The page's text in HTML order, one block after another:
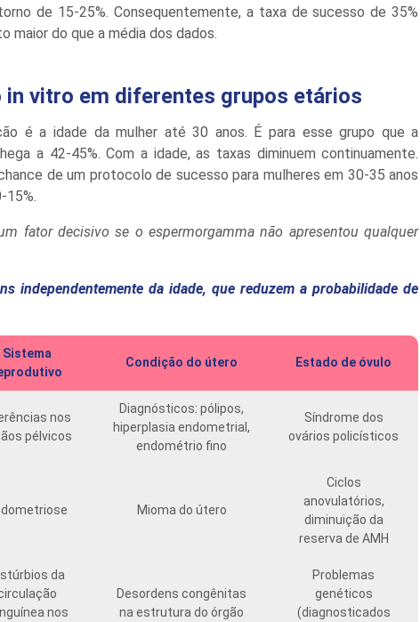
de 15-25%. Consequentemente, a taxa de sucesso de 35%
maior do que a média dos dados.
vitro em diferentes grupos etários
é a idade da mulher até 30 anos. É para esse grupo que a
a 42-45%. Com a idade, as taxas diminuem continuamente.
de um protocolo de sucesso para mulheres em 30-35 anos
15%.
fator decisivo se o espermorgamma não apresentou qualquer
independentemente da idade, que reduzem a probabilidade de
Sistema
Condição do útero Estado de óvulo
nos
pélvicos
Diagnósticos: pólipos,
hiperplasia endometrial,
endométrio fino
Síndrome dos
ovários policísticos
Mioma do útero
Ciclos
anovulatórios,
diminuição da
reserva de AMH
da
nos
Desordens congênitas
na estrutura do órgão
Problemas
genéticos
(diagnosticados